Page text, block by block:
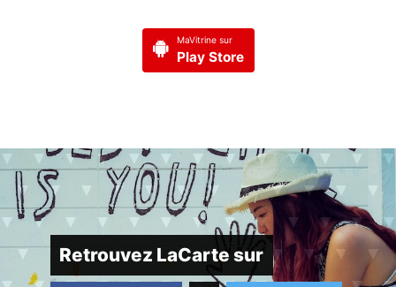
MaVitrine sur
Play Store
Retrouvez LaCarte sur